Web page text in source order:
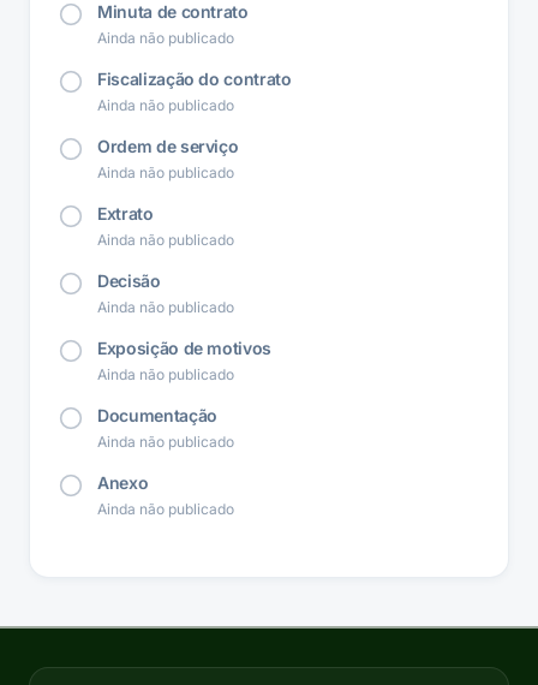
Minuta de contrato
Ainda não publicado
Fiscalização do contrato
Ainda não publicado
Ordem de serviço
Ainda não publicado
Extrato
Ainda não publicado
Decisão
Ainda não publicado
Exposição de motivos
Ainda não publicado
Documentação
Ainda não publicado
Anexo
Ainda não publicado